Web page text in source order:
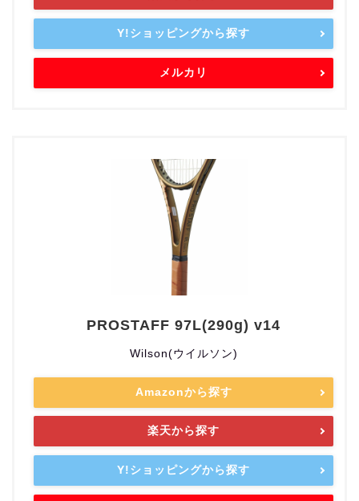
Y!ショッピングから探す
メルカリ
PROSTAFF 97L(290g) v14
Wilson(ウイルソン)
Amazonから探す
楽天から探す
Y!ショッピングから探す